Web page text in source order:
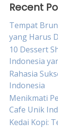
Recent
Tempat
yang Harus
10 Dessert
Indonesia
Rahasia
Indonesia
Menikmati
Cafe Unik
Kedai Kopi: